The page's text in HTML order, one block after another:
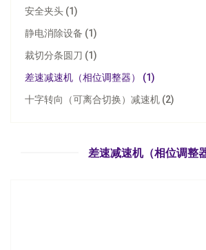
安全夹头 (1)
静电消除设备 (1)
裁切分条圆刀 (1)
差速减速机（相位调整器） (1)
十字转向（可离合切换）减速机 (2)
差速减速机（相位调整器
立即询问